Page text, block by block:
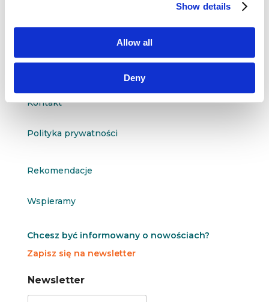
Show details
Allow all
Deny
questus@questus.pl
Kontakt
Polityka prywatności
Rekomendacje
Wspieramy
Chcesz być informowany o nowościach?
Zapisz się na newsletter
N
N
Newsletter